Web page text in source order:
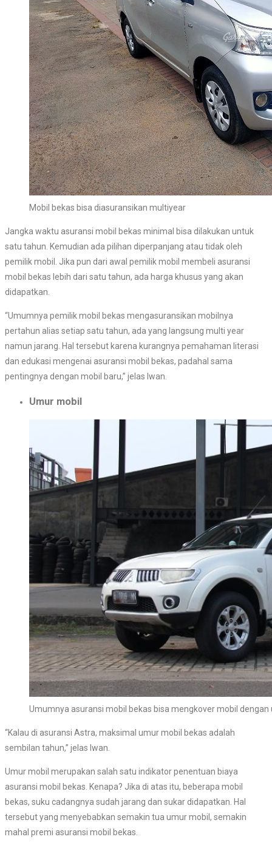
Mobil bekas bisa diasuransikan multiyear
Jangka waktu asuransi mobil bekas minimal bisa dilakukan untuk
satu tahun. Kemudian ada pilihan diperpanjang atau tidak oleh
pemilik mobil. Jika pun dari awal pemilik mobil membeli asuransi
mobil bekas lebih dari satu tahun, ada harga khusus yang akan
didapatkan.
“Umumnya pemilik mobil bekas mengasuransikan mobilnya
pertahun alias setiap satu tahun, ada yang langsung multi year
namun jarang. Hal tersebut karena kurangnya pemahaman literasi
dan edukasi mengenai asuransi mobil bekas, padahal sama
pentingnya dengan mobil baru,” jelas Iwan.
Umur mobil
Umumnya asuransi mobil bekas bisa mengkover mobil
“Kalau di asuransi Astra, maksimal umur mobil bekas adalah
sembilan tahun,” jelas Iwan.
Umur mobil merupakan salah satu indikator penentuan biaya
asuransi mobil bekas. Kenapa? Jika di atas itu, beberapa mobil
bekas, suku cadangnya sudah jarang dan sukar didapatkan. Hal
tersebut yang menyebabkan semakin tua umur mobil, semakin
mahal premi asuransi mobil bekas.